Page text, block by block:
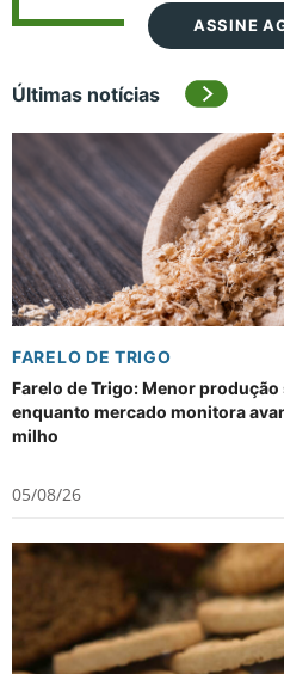
ASSINE
Últimas notícias
FARELO DE TRIGO
Farelo de Trigo: Menor
enquanto mercado monitora
milho
05/08/26